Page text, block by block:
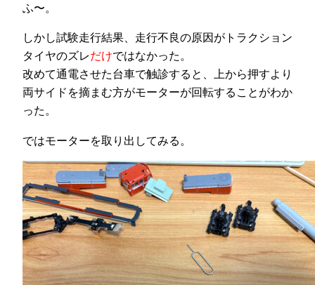
ふ〜。
しかし試験走行結果、走行不良の原因がトラクション
タイヤのズレだけではなかった。
改めて通電させた台車で触診すると、上から押すより
両サイドを摘まむ方がモーターが回転することがわか
った。
ではモーターを取り出してみる。